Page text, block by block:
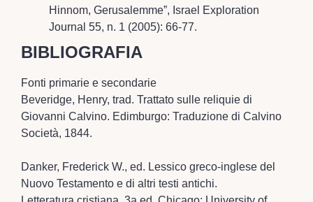
Hinnom, Gerusalemme”, Israel Exploration
Journal 55, n. 1 (2005): 66-77.
BIBLIOGRAFIA
Fonti primarie e secondarie
Beveridge, Henry, trad. Trattato sulle reliquie di
Giovanni Calvino. Edimburgo: Traduzione di Calvino
Società, 1844.
Danker, Frederick W., ed. Lessico greco-inglese del
Nuovo Testamento e di altri testi antichi.